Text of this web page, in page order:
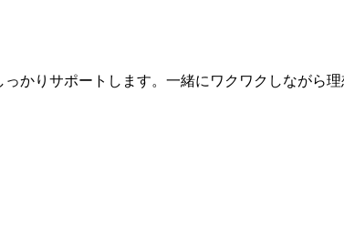
かりサポートします。一緒にワクワクしながら